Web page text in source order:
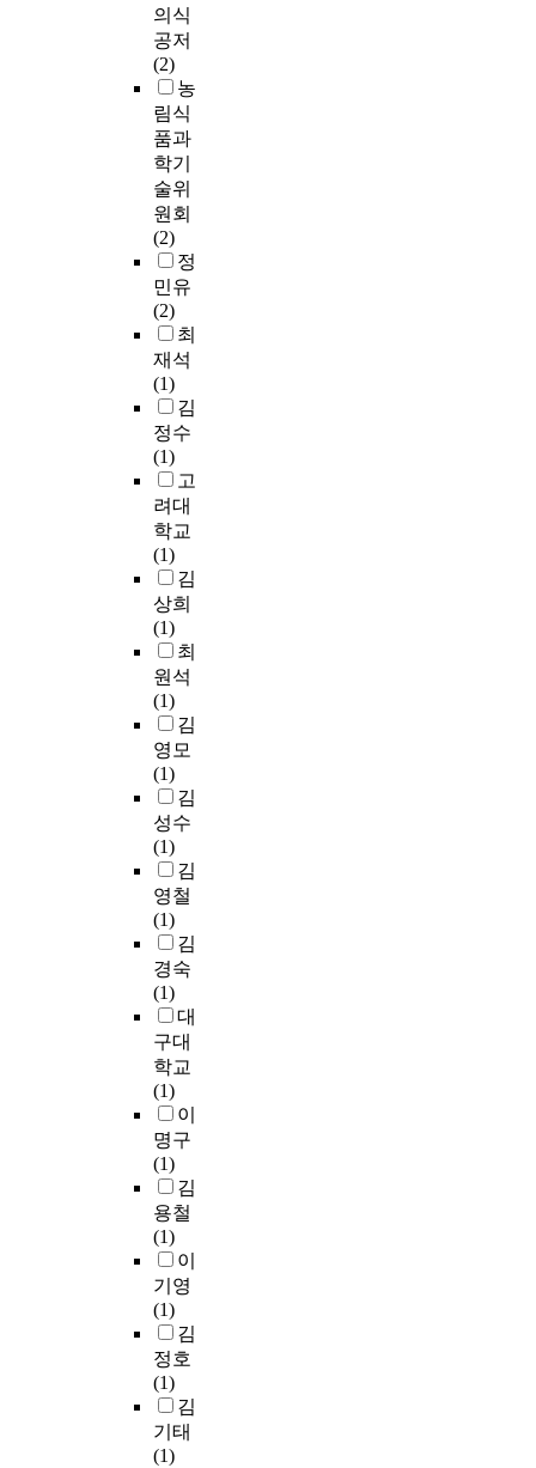
의식
공저
(2)
농
림식
품과
학기
술위
원회
(2)
정
민유
(2)
최
재석
(1)
김
정수
(1)
고
려대
학교
(1)
김
상희
(1)
최
원석
(1)
김
영모
(1)
김
성수
(1)
김
영철
(1)
김
경숙
(1)
대
구대
학교
(1)
이
명구
(1)
김
용철
(1)
이
기영
(1)
김
정호
(1)
김
기태
(1)